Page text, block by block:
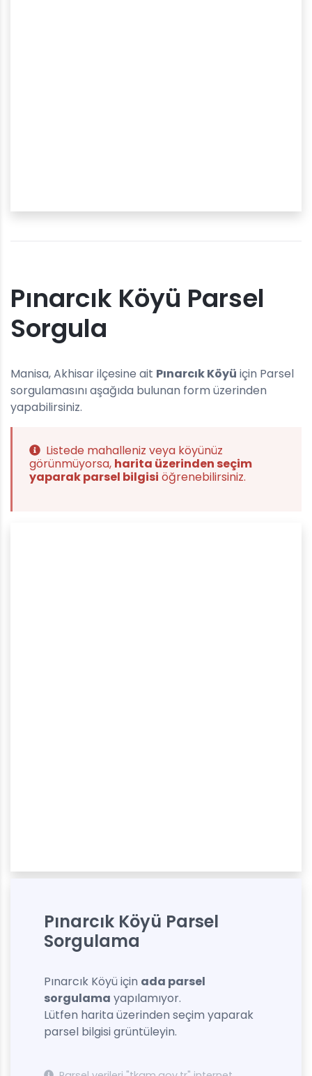
Pınarcık Köyü Parsel
Sorgula
Manisa, Akhisar ilçesine ait Pınarcık Köyü için Parsel
sorgulamasını aşağıda bulunan form üzerinden
yapabilirsiniz.
Listede mahalleniz veya köyünüz
görünmüyorsa, harita üzerinden seçim
yaparak parsel bilgisi öğrenebilirsiniz.
Pınarcık Köyü Parsel
Sorgulama
Pınarcık Köyü için ada parsel
sorgulama yapılamıyor.
Lütfen harita üzerinden seçim yaparak
parsel bilgisi grüntüleyin.